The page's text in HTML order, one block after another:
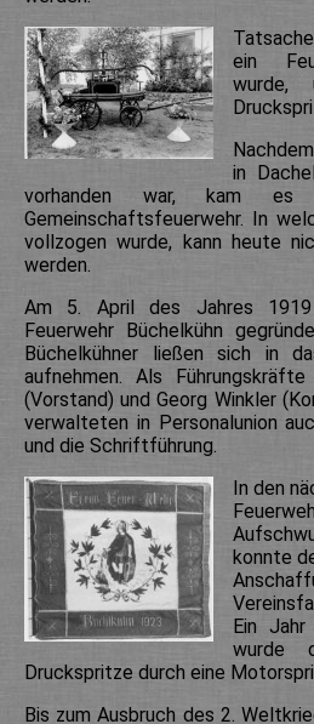
ein
in
vorhanden war, kam es
Gemeinschaftsfeuerwehr. In
vollzogen wurde, kann heute
werden.
Am 5. April des Jahres
Feuerwehr Büchelkühn
Büchelkühner ließen sich in
aufnehmen. Als
(Vorstand) und Georg Winkler
verwalteten in Personalunion
und die Schriftführung.
In den
konnte
Ein
wurde
Druckspritze durch eine
Bis zum Ausbruch des 2.